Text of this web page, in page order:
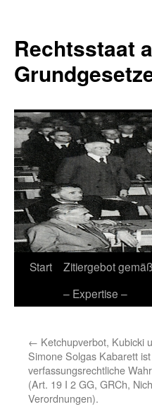
springen
Rechtsstaat
Start
Zitiergebot
– Expertise –
← Ketchupverbot, Kubicki
Simone Solgas Kabarett
verfassungsrechtliche
(Art. 19 I 2 GG, GRCh,
Verordnungen).